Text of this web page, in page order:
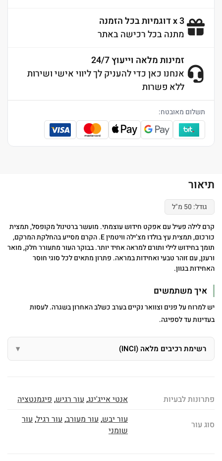
3 x דוגמיות בכל הזמנה
מתנה בכל רכישה באתר
זמינות מלאה וייעוץ 24/7
אנחנו כאן כדי להעניק לך ליווי אישי ושירות
ללא פשרות
תשלום מאובטח:
תיאור
גודל: 50 מ"ל
קרם לילה פעיל עם אפקט חידוש עוצמתי. מועשר ברטינול מקופסל, תמצית
כורכום, תמצית עץ בולדו מצ’ילה וויטמין E. הקרם מסייע בהחלקת המרקם,
תומך בחידוש לילי ותורם למראה אחיד יותר. בבוקר העור מתעורר חלק, מואר
ורענן, עם זוהר טבעי ואחידות במראה. פתרון מתאים לכל סוגי חוסר
האחידות בגוון.
איך משתמשים
יש למרוח על פנים וצוואר נקיים בערב כשלב האחרון בשגרה. לעסות
בעדינות עד לספיגה.
רשימת רכיבים מלאה (INCI)
פתרונות לבעיות אנטי אייג'ינג,עור רגיש,פיגמנטציה
סוג עור עור יבש,עור מעורב,עור רגיל,עור
שומני